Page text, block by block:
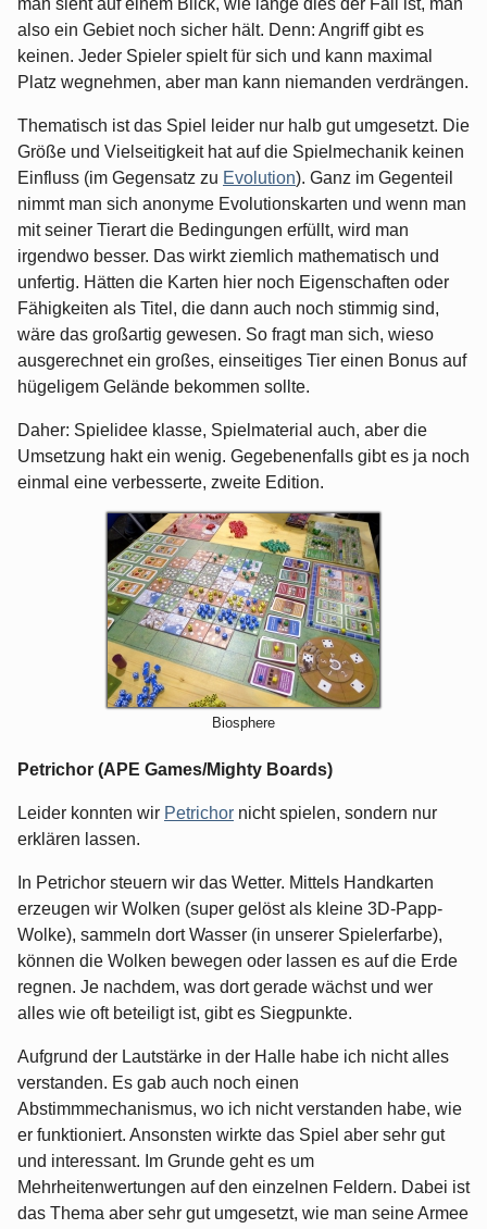
man sieht auf einem Blick, wie lange dies der Fall ist, man
also ein Gebiet noch sicher hält. Denn: Angriff gibt es
keinen. Jeder Spieler spielt für sich und kann maximal
Platz wegnehmen, aber man kann niemanden verdrängen.
Thematisch ist das Spiel leider nur halb gut umgesetzt. Die
Größe und Vielseitigkeit hat auf die Spielmechanik keinen
Einfluss (im Gegensatz zu Evolution). Ganz im Gegenteil
nimmt man sich anonyme Evolutionskarten und wenn man
mit seiner Tierart die Bedingungen erfüllt, wird man
irgendwo besser. Das wirkt ziemlich mathematisch und
unfertig. Hätten die Karten hier noch Eigenschaften oder
Fähigkeiten als Titel, die dann auch noch stimmig sind,
wäre das großartig gewesen. So fragt man sich, wieso
ausgerechnet ein großes, einseitiges Tier einen Bonus auf
hügeligem Gelände bekommen sollte.
Daher: Spielidee klasse, Spielmaterial auch, aber die
Umsetzung hakt ein wenig. Gegebenenfalls gibt es ja noch
einmal eine verbesserte, zweite Edition.
Biosphere
Petrichor (APE Games/Mighty Boards)
Leider konnten wir Petrichor nicht spielen, sondern nur
erklären lassen.
In Petrichor steuern wir das Wetter. Mittels Handkarten
erzeugen wir Wolken (super gelöst als kleine 3D-Papp-
Wolke), sammeln dort Wasser (in unserer Spielerfarbe),
können die Wolken bewegen oder lassen es auf die Erde
regnen. Je nachdem, was dort gerade wächst und wer
alles wie oft beteiligt ist, gibt es Siegpunkte.
Aufgrund der Lautstärke in der Halle habe ich nicht alles
verstanden. Es gab auch noch einen
Abstimmmechanismus, wo ich nicht verstanden habe, wie
er funktioniert. Ansonsten wirkte das Spiel aber sehr gut
und interessant. Im Grunde geht es um
Mehrheitenwertungen auf den einzelnen Feldern. Dabei ist
das Thema aber sehr gut umgesetzt, wie man seine Armee